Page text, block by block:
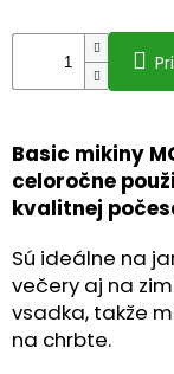
cena:
Basic mikiny
celoročne
kvalitnej
Sú ideálne na
večery aj na
vsadka, takže
na chrbte.